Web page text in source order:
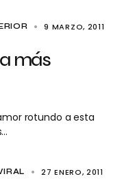
9 MARZO, 2011
más
rotundo a esta
27 ENERO, 2011